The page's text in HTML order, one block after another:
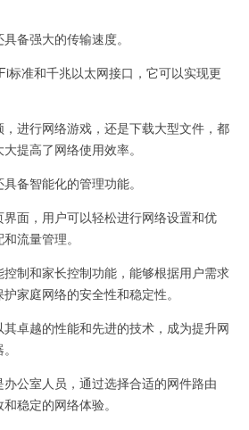
强大的传输速度。
准和千兆以太网接口，它可以实现更
进行网络游戏，还是下载大型文件，都
提高了网络使用效率。
智能化的管理功能。
面，用户可以轻松进行网络设置和优
流量管理。
制和家长控制功能，能够根据用户需求
家庭网络的安全性和稳定性。
卓越的性能和先进的技术，成为提升网
公室人员，通过选择合适的网件路由
稳定的网络体验。